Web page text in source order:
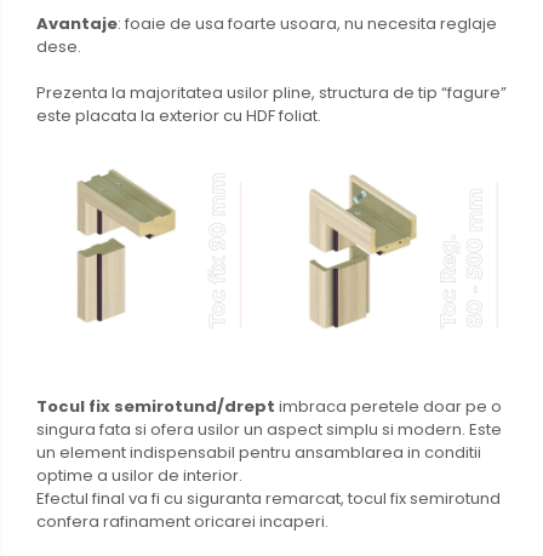
Avantaje: foaie de usa foarte usoara, nu necesita reglaje
dese.
Prezenta la majoritatea usilor pline, structura de tip “fagure”
este placata la exterior cu HDF foliat.
Tocul fix semirotund/drept imbraca peretele doar pe o
singura fata si ofera usilor un aspect simplu si modern. Este
un element indispensabil pentru ansamblarea in conditii
optime a usilor de interior.
Efectul final va fi cu siguranta remarcat, tocul fix semirotund
confera rafinament oricarei incaperi.